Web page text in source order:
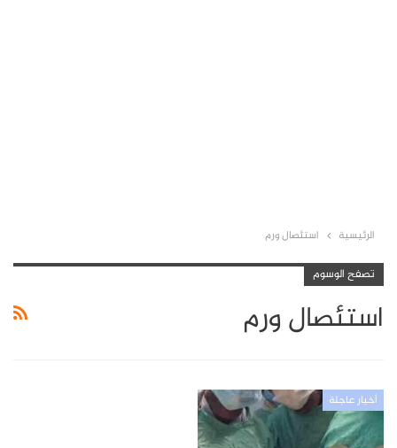
الرئيسية استئصال ورم
تصفح الوسوم
استئصال ورم
أخبار عاجلة